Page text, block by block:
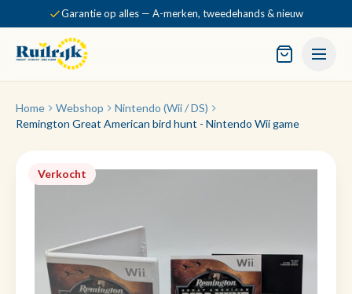
Garantie op alles — A-merken, tweedehands & nieuw
Home Webshop
Nintendo (Wii / DS)
Remington Great American bird hunt - Nintendo Wii game
Verkocht